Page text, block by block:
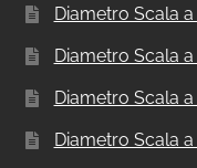
Diametro Scala
Diametro Scala
Diametro Scala
Diametro Scala